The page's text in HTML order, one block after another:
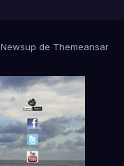
Newsup de Themeansar